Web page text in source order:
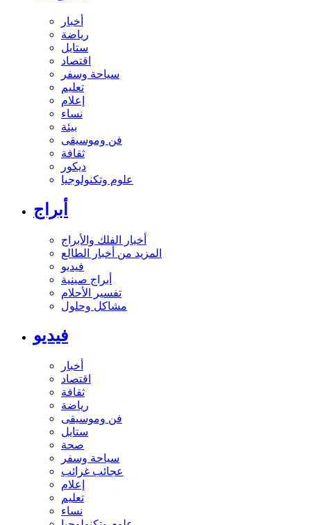
أخبار
رياضة
ستايل
اقتصاد
سياحة وسفر
تعليم
إعلام
نساء
بيئة
فن وموسيقى
ثقافة
ديكور
علوم وتكنولوجيا
أبراج
أخبار الفلك والأبراج
المزيد من أخبار الطالع
فيديو
أبراج صينية
تفسير الأحلام
مشاكل وحلول
فيديو
أخبار
اقتصاد
ثقافة
رياضة
فن وموسيقى
ستايل
صحة
سياحة وسفر
عجائب غرائب
إعلام
تعليم
نساء